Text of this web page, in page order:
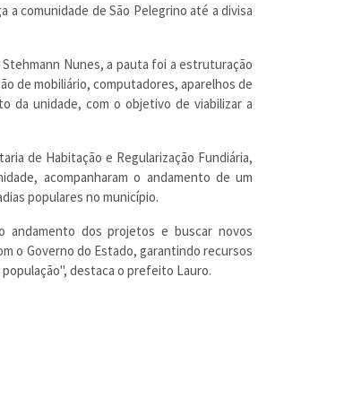
comunidade de São Pelegrino até a divisa
Nunes, a pauta foi a estruturação
de mobiliário, computadores, aparelhos de
da unidade, com o objetivo de viabilizar a
de Habitação e Regularização Fundiária,
acompanharam o andamento de um
populares no município.
andamento dos projetos e buscar novos
o Governo do Estado, garantindo recursos
destaca o prefeito Lauro.